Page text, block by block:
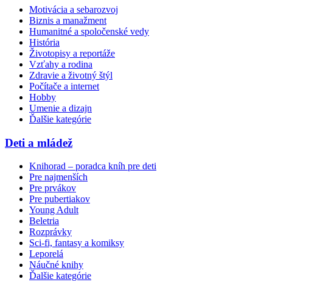
Motivácia a sebarozvoj
Biznis a manažment
Humanitné a spoločenské vedy
História
Životopisy a reportáže
Vzťahy a rodina
Zdravie a životný štýl
Počítače a internet
Hobby
Umenie a dizajn
Ďalšie kategórie
Deti a mládež
Knihorad – poradca kníh pre deti
Pre najmenších
Pre prvákov
Pre pubertiakov
Young Adult
Beletria
Rozprávky
Sci-fi, fantasy a komiksy
Leporelá
Náučné knihy
Ďalšie kategórie